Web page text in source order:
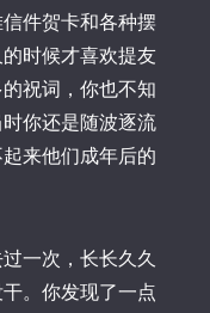
件贺卡和各种摆
时候才喜欢提友
祝词，你也不知
你还是随波逐流
来他们成年后的
一次，长长久久
。你发现了一点